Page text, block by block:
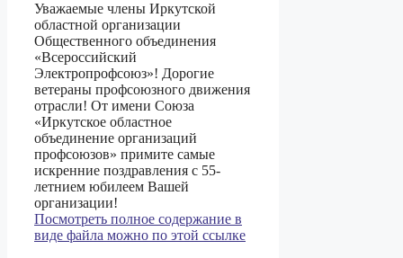
Уважаемые члены Иркутской
областной организации
Общественного объединения
«Всероссийский
Электропрофсоюз»! Дорогие
ветераны профсоюзного движения
отрасли! От имени Союза
«Иркутское областное
объединение организаций
профсоюзов» примите самые
искренние поздравления с 55-
летнием юбилеем Вашей
организации!
Посмотреть полное содержание в
виде файла можно по этой ссылке